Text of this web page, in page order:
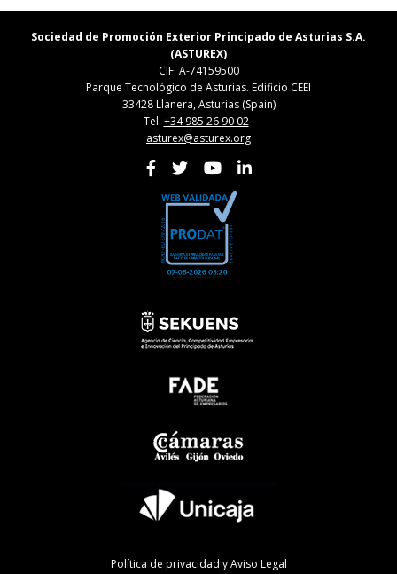
Sociedad de Promoción Exterior Principado de Asturias S.A.
(ASTUREX)
CIF: A-74159500
Parque Tecnológico de Asturias. Edificio CEEI
33428 Llanera, Asturias (Spain)
Tel. +34 985 26 90 02·
asturex@asturex.org
Política de privacidad y Aviso Legal